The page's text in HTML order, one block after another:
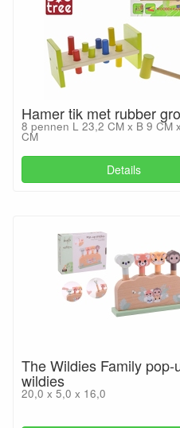
Hamer tik met rubber
8 pennen L 23,2 CM x B 9 CM
CM
Details
The Wildies Family pop-
wildies
20,0 x 5,0 x 16,0